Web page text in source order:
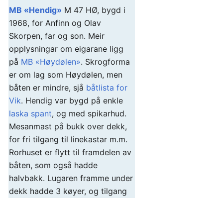
MB «Hendig» M 47 HØ, bygd i
1968, for Anfinn og Olav
Skorpen, far og son. Meir
opplysningar om eigarane ligg
på MB «Høydølen». Skrogforma
er om lag som Høydølen, men
båten er mindre, sjå båtlista for
Vik. Hendig var bygd på enkle
laska spant, og med spikarhud.
Mesanmast på bukk over dekk,
for fri tilgang til linekastar m.m.
Rorhuset er flytt til framdelen av
båten, som også hadde
halvbakk. Lugaren framme under
dekk hadde 3 køyer, og tilgang